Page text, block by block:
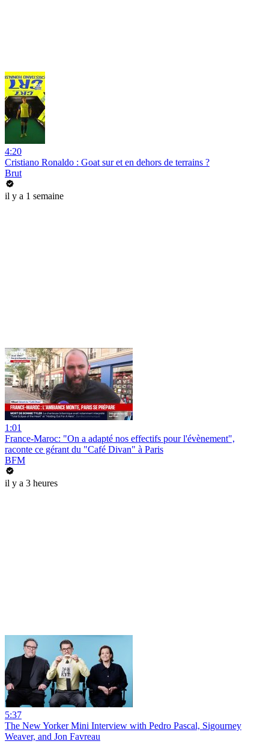
4:20
Cristiano Ronaldo : Goat sur et en dehors de terrains ?
Brut
il y a 1 semaine
1:01
France-Maroc: "On a adapté nos effectifs pour l'évènement",
raconte ce gérant du "Café Divan" à Paris
BFM
il y a 3 heures
5:37
The New Yorker Mini Interview with Pedro Pascal, Sigourney
Weaver, and Jon Favreau